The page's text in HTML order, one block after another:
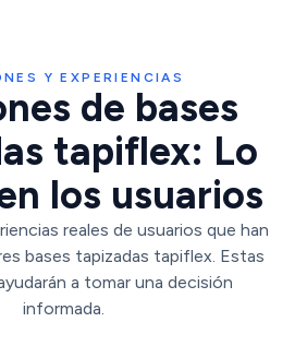
Y EXPERIENCIAS
de bases
tapiflex: Lo
los usuarios
reales de usuarios que han
bases tapizadas tapiflex. Estas
a tomar una decisión
informada.